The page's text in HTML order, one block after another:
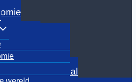
wereld
en digitaal